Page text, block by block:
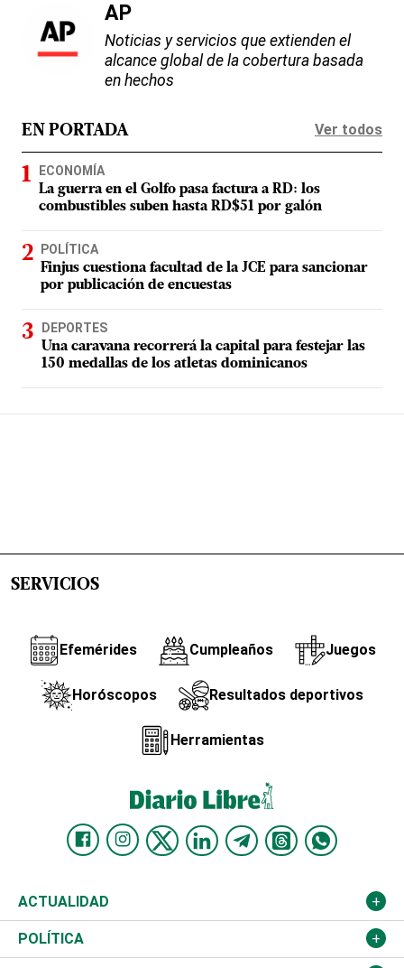
AP
Noticias y servicios que extienden el
alcance global de la cobertura basada
en hechos
EN PORTADA Ver todos
ECONOMÍA
La guerra en el Golfo pasa factura a RD: los
combustibles suben hasta RD$51 por galón
POLÍTICA
Finjus cuestiona facultad de la JCE para sancionar
por publicación de encuestas
DEPORTES
Una caravana recorrerá la capital para festejar las
150 medallas de los atletas dominicanos
SERVICIOS
Efemérides Cumpleaños Juegos
Horóscopos Resultados deportivos
Herramientas
ACTUALIDAD
Nacional
POLÍTICA